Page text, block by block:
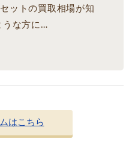
ットの買取相場が知
うな方に…
はこちら